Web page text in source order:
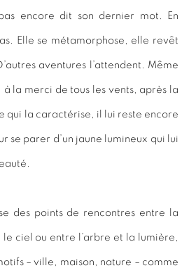
encore dit son dernier mot. En
Elle se métamorphose, elle revêt
aventures l’attendent. Même
la merci de tous les vents, après la
qui la caractérise, il lui reste encore
se parer d’un jaune lumineux qui lui
des points de rencontres entre la
ciel ou entre l’arbre et la lumière,
– ville, maison, nature – comme